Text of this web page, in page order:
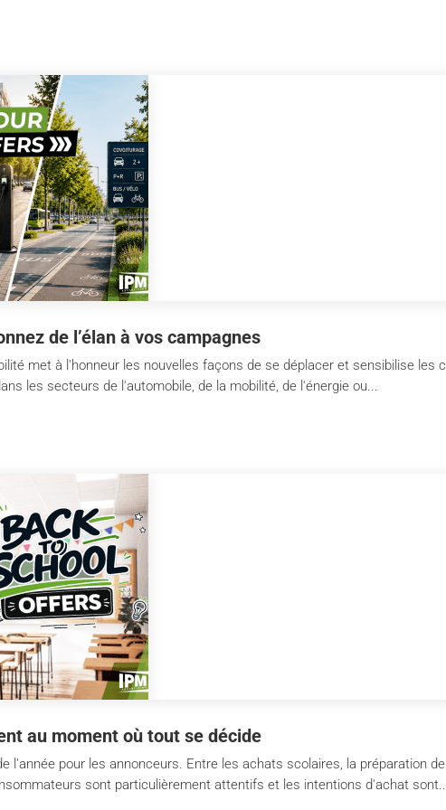
de l’élan à vos campagnes
met à l'honneur les nouvelles façons de se déplacer et sensibilise
les secteurs de l'automobile, de la mobilité, de l'énergie ou...
au moment où tout se décide
l'année pour les annonceurs. Entre les achats scolaires, la préparation
sont particulièrement attentifs et les intentions d'achat